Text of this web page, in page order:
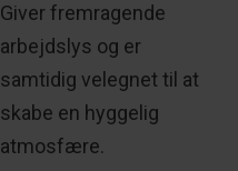
Giver fremragende
arbejdslys og er
samtidig velegnet til at
skabe en hyggelig
atmosfære.